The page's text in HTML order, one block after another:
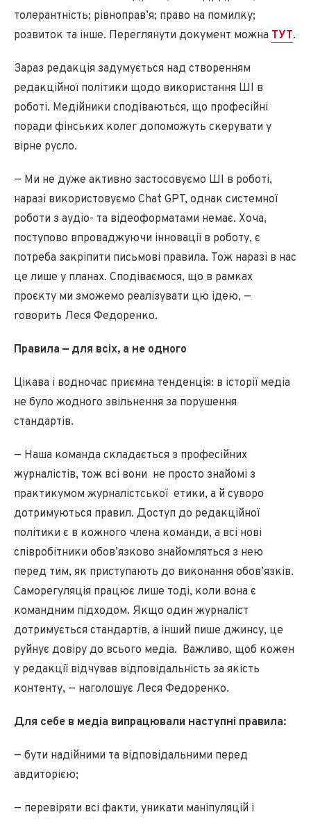
толерантність; рівноправ’я; право на помилку;
розвиток та інше. Переглянути документ можна ТУТ.
Зараз редакція задумується над створенням
редакційної політики щодо використання ШІ в
роботі. Медійники сподіваються, що професійні
поради фінських колег допоможуть скерувати у
вірне русло.
— Ми не дуже активно застосовуємо ШІ в роботі,
наразі використовуємо Chat GPT, однак системної
роботи з аудіо- та відеоформатами немає. Хоча,
поступово впроваджуючи інновації в роботу, є
потреба закріпити письмові правила. Тож наразі в нас
це лише у планах. Сподіваємося, що в рамках
проєкту ми зможемо реалізувати цю ідею, —
говорить Леся Федоренко.
Правила — для всіх, а не одного
Цікава і водночас приємна тенденція: в історії медіа
не було жодного звільнення за порушення
стандартів.
— Наша команда складається з професійних
журналістів, тож всі вони не просто знайомі з
практикумом журналістської етики, а й суворо
дотримуються правил. Доступ до редакційної
політики є в кожного члена команди, а всі нові
співробітники обов’язково знайомляться з нею
перед тим, як приступають до виконання обов’язків.
Саморегуляція працює лише тоді, коли вона є
командним підходом. Якщо один журналіст
дотримується стандартів, а інший пише джинсу, це
руйнує довіру до всього медіа. Важливо, щоб кожен
у редакції відчував відповідальність за якість
контенту, — наголошує Леся Федоренко.
Для себе в медіа випрацювали наступні правила:
— бути надійними та відповідальними перед
авдиторією;
— перевіряти всі факти, уникати маніпуляцій і